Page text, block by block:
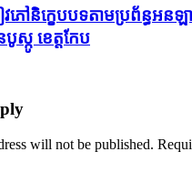
វភៅនិក្ខេបបទតាមប្រព័ន្ធអ
ស្កូ ខេត្តកែប
will not be published.